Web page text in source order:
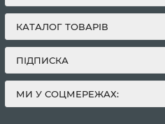
КАТАЛОГ ТОВАРІВ
ПІДПИСКА
МИ У СОЦМЕРЕЖАХ: